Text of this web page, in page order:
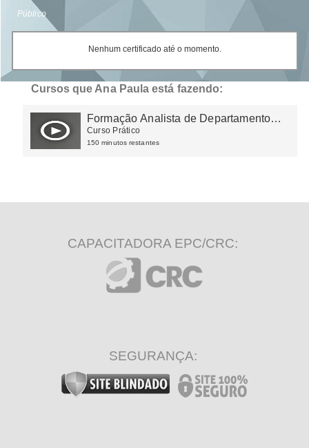
Público
Nenhum certificado até o momento.
Cursos que Ana Paula está fazendo:
Formação Analista de Departamento
Pessoal
Curso Prático
150 minutos restantes
CAPACITADORA EPC/CRC:
SEGURANÇA: